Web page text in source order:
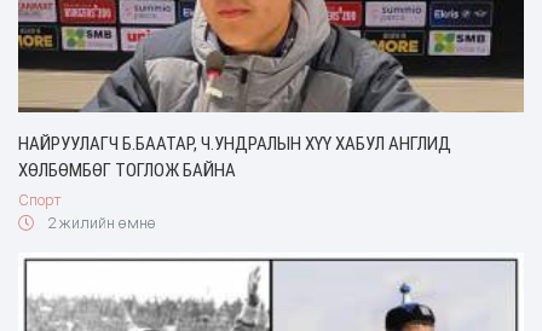
НАЙРУУЛАГЧ Б.БААТАР, Ч.УНДРАЛЫН ХҮҮ ХАБУЛ АНГЛИД
ХӨЛБӨМБӨГ ТОГЛОЖ БАЙНА
Спорт
2 жилийн өмнө